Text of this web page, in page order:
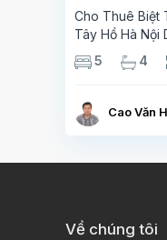
Cho Thuê Biệt
Tây Hồ Hà
110m2 Xây 3
phòng khách ,
5 4
Cao Văn
Về chúng tôi